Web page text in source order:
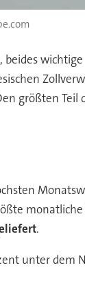
beides wichtige
größten Teil
.
unter dem